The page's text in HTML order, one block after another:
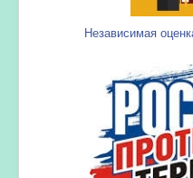
Независимая